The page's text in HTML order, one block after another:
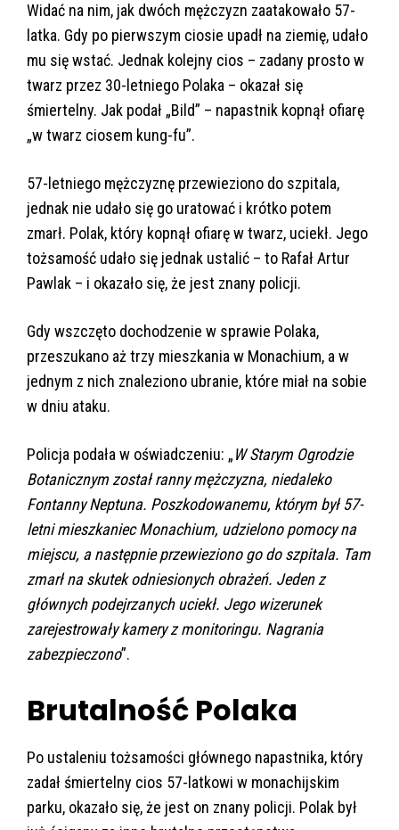
Widać na nim, jak dwóch mężczyzn zaatakowało 57-
latka. Gdy po pierwszym ciosie upadł na ziemię, udało
mu się wstać. Jednak kolejny cios – zadany prosto w
twarz przez 30-letniego Polaka – okazał się
śmiertelny. Jak podał „Bild” – napastnik kopnął ofiarę
„w twarz ciosem kung-fu”.
57-letniego mężczyznę przewieziono do szpitala,
jednak nie udało się go uratować i krótko potem
zmarł. Polak, który kopnął ofiarę w twarz, uciekł. Jego
tożsamość udało się jednak ustalić – to Rafał Artur
Pawlak – i okazało się, że jest znany policji.
Gdy wszczęto dochodzenie w sprawie Polaka,
przeszukano aż trzy mieszkania w Monachium, a w
jednym z nich znaleziono ubranie, które miał na sobie
w dniu ataku.
Policja podała w oświadczeniu: „W Starym Ogrodzie
Botanicznym został ranny mężczyzna, niedaleko
Fontanny Neptuna. Poszkodowanemu, którym był 57-
letni mieszkaniec Monachium, udzielono pomocy na
miejscu, a następnie przewieziono go do szpitala. Tam
zmarł na skutek odniesionych obrażeń. Jeden z
głównych podejrzanych uciekł. Jego wizerunek
zarejestrowały kamery z monitoringu. Nagrania
zabezpieczono”.
Brutalność Polaka
Po ustaleniu tożsamości głównego napastnika, który
zadał śmiertelny cios 57-latkowi w monachijskim
parku, okazało się, że jest on znany policji. Polak był